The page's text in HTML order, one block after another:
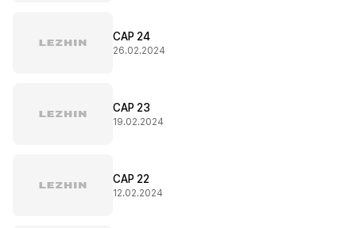
CAP 24
26.02.2024
CAP 23
19.02.2024
CAP 22
12.02.2024